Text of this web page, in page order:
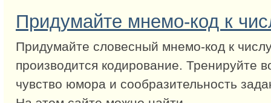
Придумайте мнемо-код к
Придумайте словесный мнемо-код к
производится кодирование. Тренируйте
чувство юмора и сообразительность